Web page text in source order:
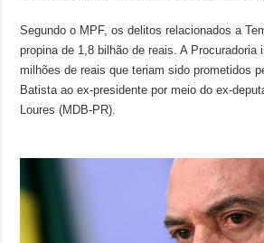
Segundo o MPF, os delitos relacionados a
propina de 1,8 bilhão de reais. A
milhões de reais que teriam sido prometidos
Batista ao ex-presidente por meio do ex-
Loures (MDB-PR).